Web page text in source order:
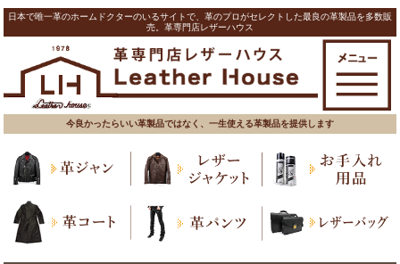
日本で唯一革のホームドクターのいるサイトで、革のプロがセレクトした最良の革製品を多数販
売。革専門店レザーハウス
今良かったらいい革製品ではなく、一生使える革製品を提供します